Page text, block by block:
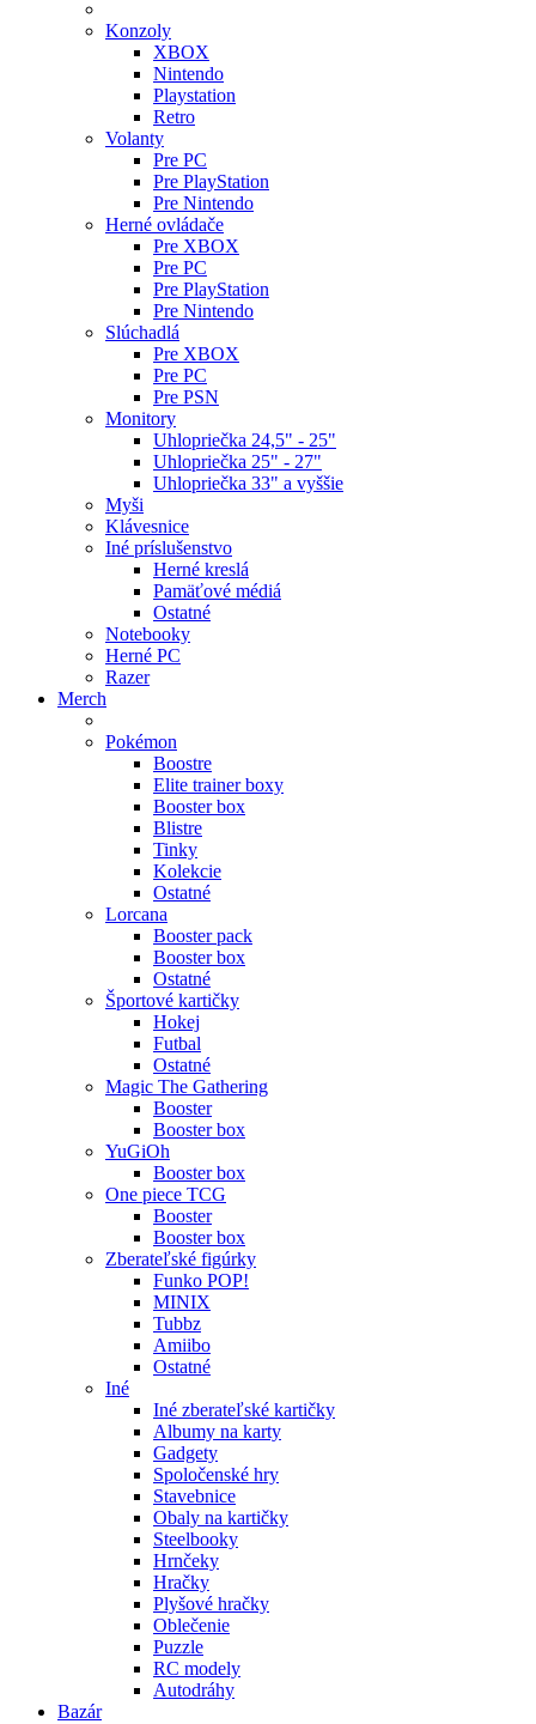
Konzoly
XBOX
Nintendo
Playstation
Retro
Volanty
Pre PC
Pre PlayStation
Pre Nintendo
Herné ovládače
Pre XBOX
Pre PC
Pre PlayStation
Pre Nintendo
Slúchadlá
Pre XBOX
Pre PC
Pre PSN
Monitory
Uhlopriečka 24,5" - 25"
Uhlopriečka 25" - 27"
Uhlopriečka 33" a vyššie
Myši
Klávesnice
Iné príslušenstvo
Herné kreslá
Pamäťové médiá
Ostatné
Notebooky
Herné PC
Razer
Merch
Pokémon
Boostre
Elite trainer boxy
Booster box
Blistre
Tinky
Kolekcie
Ostatné
Lorcana
Booster pack
Booster box
Ostatné
Športové kartičky
Hokej
Futbal
Ostatné
Magic The Gathering
Booster
Booster box
YuGiOh
Booster box
One piece TCG
Booster
Booster box
Zberateľské figúrky
Funko POP!
MINIX
Tubbz
Amiibo
Ostatné
Iné
Iné zberateľské kartičky
Albumy na karty
Gadgety
Spoločenské hry
Stavebnice
Obaly na kartičky
Steelbooky
Hrnčeky
Hračky
Plyšové hračky
Oblečenie
Puzzle
RC modely
Autodráhy
Bazár